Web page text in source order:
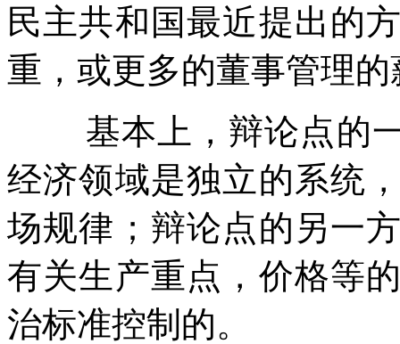
民主共和国最近提出的
重，或更多的董事管理的
基本上，辩论点的
经济领域是独立的系统
场规律；辩论点的另一
有关生产重点，价格等
治标准控制的。